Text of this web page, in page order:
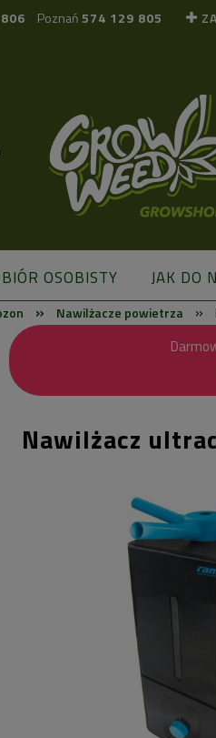
Poznań 574 129 805
OSOBISTY JAK DO
» Nawilżacze powietrza »
Nawilżacz